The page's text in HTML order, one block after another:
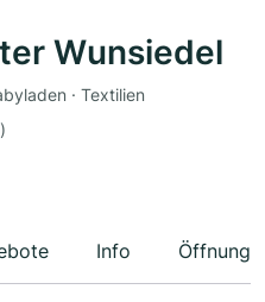
Wunsiedel
· Textilien
Info